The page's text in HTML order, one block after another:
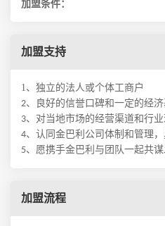
加盟条件：
加盟支持
1、独立的法人或个体工商户
2、
良好的信誉口碑和一定的经
3、 对当地市场的经营渠道和行
4、 认同金巴利 公司体制和管理
5、 愿携手金巴利 与团队一起共
加盟流程